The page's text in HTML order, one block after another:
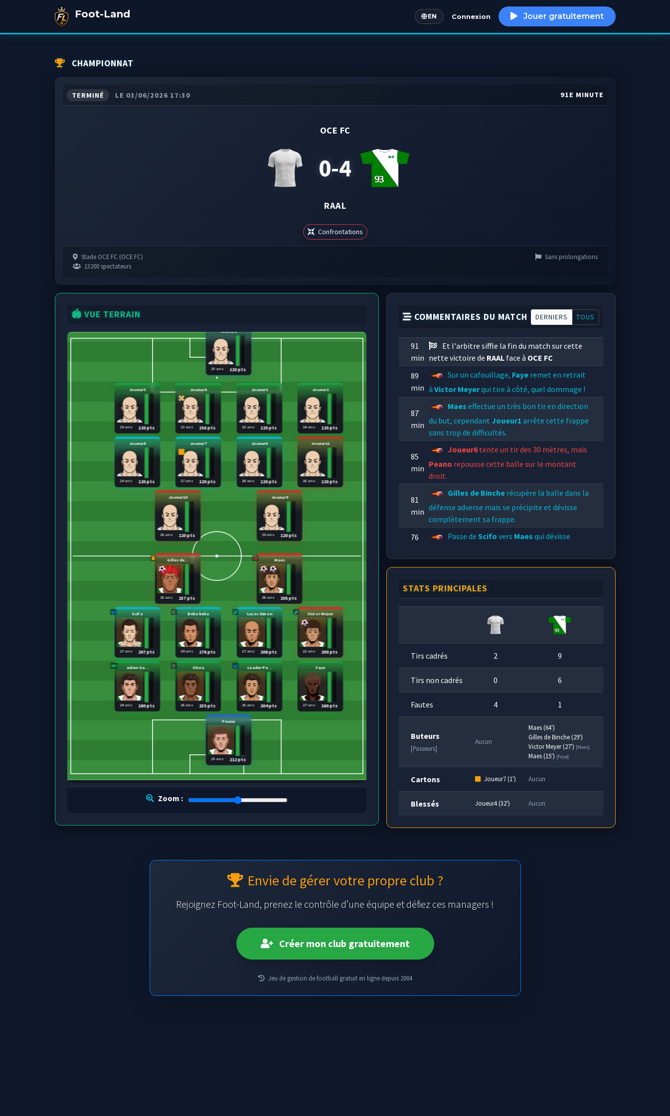
Foot-Land EN
English Connexion Jouer gratuitement
CHAMPIONNAT
TERMINÉ LE 03/06/2026 17:30 91E MINUTE
OCE FC
0-4
RAAL
Confrontations
Stade OCE FC (OCE FC)
13200 spectateurs
Sans prolongations
🏟️ VUE TERRAIN
Joueur1
120 pts
25 ans
Joueur5
120 pts
29 ans
Joueur4
150 pts
23 ans
Joueur3
120 pts
25 ans
Joueur2
120 pts
24 ans
Joueur8
120 pts
29 ans
Joueur7
120 pts
27 ans
Joueur6
120 pts
28 ans
Joueur11
120 pts
26 ans
Joueur10
120 pts
26 ans
Joueur9
120 pts
30 ans
Peano
212 pts
25 ans
Julien Ga...
180 pts
24 ans
Okou
235 pts
26 ans
Leader Pe...
204 pts
26 ans
Faye
160 pts
27 ans
Scifo
207 pts
27 ans
Beka beka
176 pts
30 ans
Lucas Simon
208 pts
27 ans
Victor Meyer
200 pts
22 ans
Gilles de...
237 pts
26 ans
Maes
205 pts
28 ans
Zoom :
COMMENTAIRES DU MATCH DERNIERS TOUS
91
min
Et l'arbitre siffle la fin du match sur cette
nette victoire de RAAL face à OCE FC
89
min
Sur un cafouillage, Faye remet en retrait
àVictor Meyerqui tire à côté, quel dommage !
87
min
Maes effectue un très bon tir en direction
du but, cependant Joueur1 arrête cette frappe
sans trop de difficultés.
85
min
Joueur6tente un tir des 30 mètres, mais
Peano repousse cette balle sur le montant
droit.
81
min
Gilles de Binche récupère la balle dans la
défense adverse mais se précipite et dévisse
complètement sa frappe.
76
Passe de Scifo vers Maes qui dévisse
STATS PRINCIPALES
Tirs cadrés 2 9
Tirs non cadrés 0 6
Fautes 4 1
Buteurs
[Passeurs]
Aucun
Maes (64')
Gilles de Binche (29')
Victor Meyer (27') [Maes]
Maes (15') [Faye]
Cartons Joueur7 (1') Aucun
Blessés Joueur4 (32') Aucun
Envie de gérer votre propre club ?
Rejoignez Foot-Land, prenez le contrôle d’une équipe et défiez ces managers !
Créer mon club gratuitement
Jeu de gestion de football gratuit en ligne depuis 2004